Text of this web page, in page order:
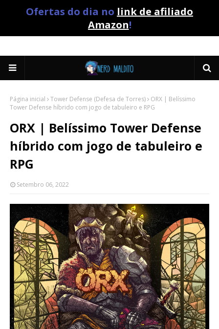
Ofertas do dia no link de afiliado
Amazon!
Página inicial Tower Defense (Defesa de Torres)
ORX | Belíssimo
Tower Defense híbrido com jogo de tabuleiro e RPG
ORX | Belíssimo Tower Defense
híbrido com jogo de tabuleiro e
RPG
Setembro 06, 2022